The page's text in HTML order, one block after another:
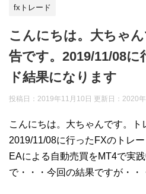
fxトレード
こんにちは。大ちゃ
告です。2019/11/08
ド結果になります
投稿日：2019年11月10日 更新日： 2020
こんにちは。大ちゃんです。ト
2019/11/08に行ったFXのトレー
EAによる自動売買をMT4で実
で・・・今回の結果ですが・・